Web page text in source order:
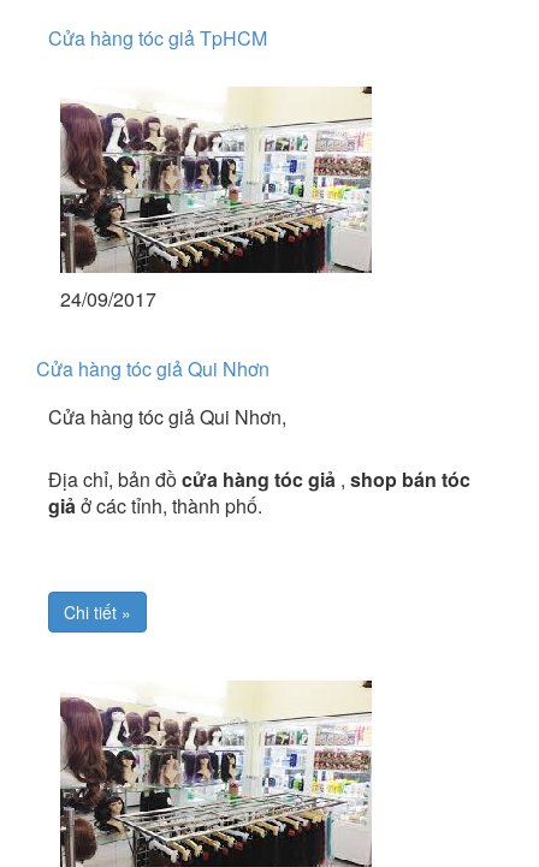
Cửa hàng tóc giả TpHCM
24/09/2017
Cửa hàng tóc giả Qui Nhơn
Cửa hàng tóc giả Qui Nhơn,
Địa chỉ, bản đồcửa hàng tóc giả , shop bán tóc
giảở các tỉnh, thành phố.
Chi tiết »